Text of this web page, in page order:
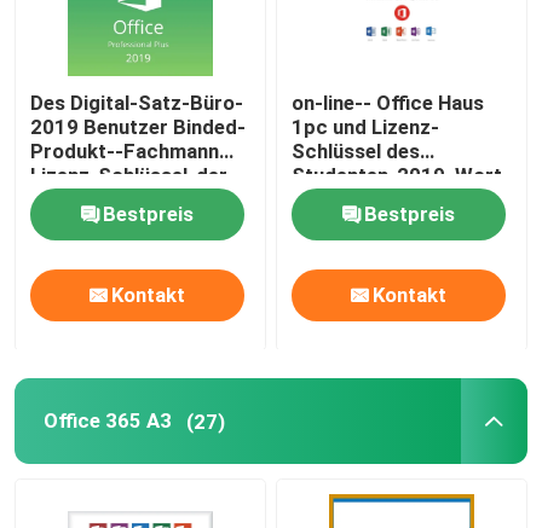
Des Digital-Satz-Büro-
2019 Benutzer Binded-
Produkt--Fachmann
Lizenz-Schlüssel-der
Lebenszeit-1
Bestpreis
Kontakt
on-line-- Office Haus
1pc und Lizenz-
Schlüssel des
Studenten-2019, Wort-
Produkt-Schlüssel des
Hb-2019Bestpreis
Kontakt
Office 365 A3 (27)